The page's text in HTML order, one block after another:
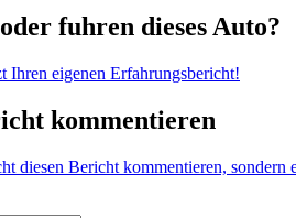
fuhren dieses Auto?
Ihren eigenen Erfahrungsbericht!
kommentieren
diesen Bericht kommentieren,